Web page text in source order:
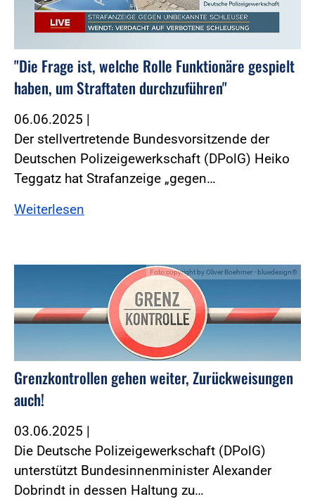
"Die Frage ist, welche Rolle Funktionäre gespielt
haben, um Straftaten durchzuführen"
06.06.2025 |
Der stellvertretende Bundesvorsitzende der
Deutschen Polizeigewerkschaft (DPolG) Heiko
Teggatz hat Strafanzeige „gegen…
Weiterlesen
Foto:copyright by Oliver Boehmer - bluedesign®
Grenzkontrollen gehen weiter, Zurückweisungen
auch!
03.06.2025 |
Die Deutsche Polizeigewerkschaft (DPolG)
unterstützt Bundesinnenminister Alexander
Dobrindt in dessen Haltung zu…